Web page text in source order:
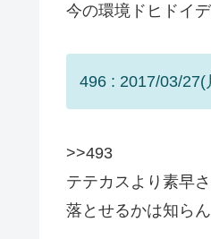
今の環境ドヒドイ
496 : 2017/03/
>>493
テテカスより素早
落とせるかは知らん